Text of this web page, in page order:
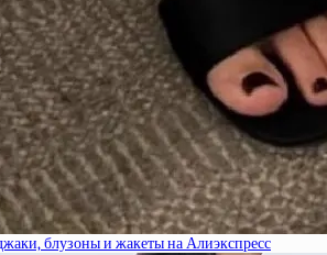
блузоны и жакеты на Алиэкспресс